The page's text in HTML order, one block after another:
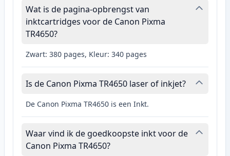
Wat is de pagina-opbrengst van
inktcartridges voor de Canon Pixma
TR4650?
Zwart: 380 pages, Kleur: 340 pages
Is de Canon Pixma TR4650 laser of inkjet?
De Canon Pixma TR4650 is een Inkt.
Waar vind ik de goedkoopste inkt voor de
Canon Pixma TR4650?